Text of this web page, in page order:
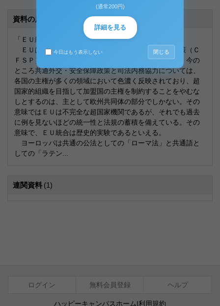
資料の原本内容
「ＥＵ統合の現状と将来の展望について述べなさい。」
ＥＵは欧州共同体（ＥＣ）、共通外交、安全保障政策（Ｃ
ＦＳＰ）、司法内務協力（ＣＪＨＡ）からなっている。今の
ところ共通外交・安全保障政策と司法内務協力については、
各国の主権が多くの領域において色濃く反映されており、超
国家的組織を目指して加盟国の主権を制約することをやむな
しとするのは、主として欧州共同体の部分でしかない。その
意味ではＥＵは不完全な超国家機関であるが、それでも過去
に例を見ないほどの統一性と法規の蓄積を備えている。その
意味で、ＥＵ統合は歴史的実験であるといえる。
ヨーロッパは共通の公法としての「ローマ法」と共通語と
しての「ラテン...
連関資料 (1)
ログイン 無料会員登録 ヘルプ
ハッピーキャンパスホーム|利用規約
(通常200円)
詳細を見る
今日はもう表示しない 閉じる